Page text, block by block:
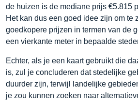
de huizen is de mediane prijs €5.815
Het kan dus een goed idee zijn om te
goedkopere prijzen in termen van de
een vierkante meter in bepaalde
Echter, als je een kaart gebruikt die
is, zul je concluderen dat stedelijke
duurder zijn, terwijl landelijke
je zou kunnen zoeken naar